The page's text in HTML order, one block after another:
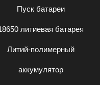
Пуск батареи
литиевая батарея
Литий-полимерный
аккумулятор